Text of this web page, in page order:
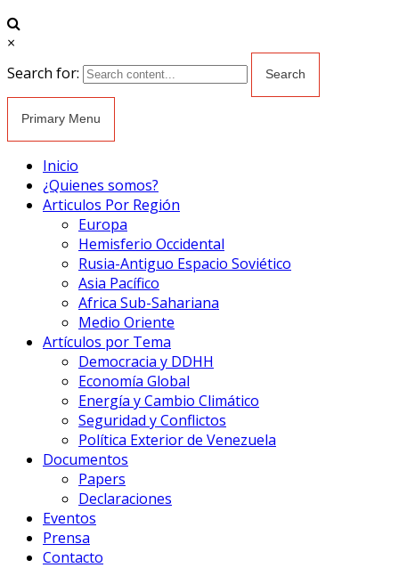
×
Search for:
Primary Menu
Inicio
¿Quienes somos?
Articulos Por Región
Europa
Hemisferio Occidental
Rusia-Antiguo Espacio Soviético
Asia Pacífico
Africa Sub-Sahariana
Medio Oriente
Artículos por Tema
Democracia y DDHH
Economía Global
Energía y Cambio Climático
Seguridad y Conflictos
Política Exterior de Venezuela
Documentos
Papers
Declaraciones
Eventos
Prensa
Contacto